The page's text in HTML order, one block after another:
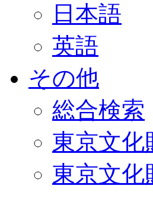
日本語
英語
その他
総合検索
東京文化
東京文化